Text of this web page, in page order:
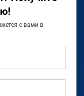
с вами в